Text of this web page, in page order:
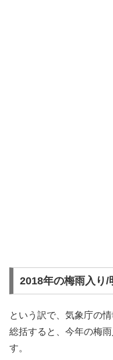
2018年の梅雨入り/
という訳で、気象庁の
総括すると、今年の梅
す。